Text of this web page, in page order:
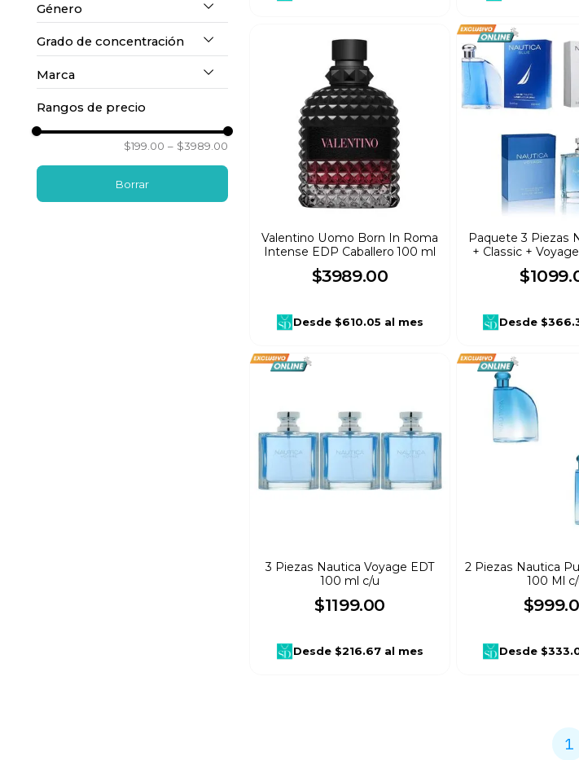
Sets Para Hombre (6)
No (172)
Acuática
Agrios (1)
Amaderada (47)
Amaderada Aromática (3)
Género
Dama (102)
Caballero (133)
Unisex (14)
Grado de concentración
Eau de Parfum
Eau de Cologne (1)
Marca
Salvatore Ferragamo
Riffs (1)
Rangos de precio
$199.00 – $3989.00
Valentino Uomo Born In Roma
Intense EDP Caballero 100 ml
$3989.00
Desde $610.05 al mes
Paquete 3 Piezas
+ Classic +
$1099.
Desde
3 Piezas Nautica Voyage EDT
100 ml c/u
$1199.00
Desde $216.67 al mes
2 Piezas Nautica
100 Ml
$999.
Desde
1